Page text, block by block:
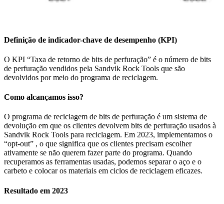
Definição de indicador-chave de desempenho (KPI)
O KPI “Taxa de retorno de bits de perfuração” é o número de bits
de perfuração vendidos pela Sandvik Rock Tools que são
devolvidos por meio do programa de reciclagem.
Como alcançamos isso?
O programa de reciclagem de bits de perfuração é um sistema de
devolução em que os clientes devolvem bits de perfuração usados à
Sandvik Rock Tools para reciclagem. Em 2023, implementamos o
“opt-out” , o que significa que os clientes precisam escolher
ativamente se não querem fazer parte do programa. Quando
recuperamos as ferramentas usadas, podemos separar o aço e o
carbeto e colocar os materiais em ciclos de reciclagem eficazes.
Resultado em 2023